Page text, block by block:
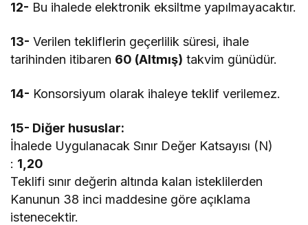
12- Bu ihalede elektronik eksiltme yapılmayacaktır.
13- Verilen tekliflerin geçerlilik süresi, ihale
tarihinden itibaren 60 (Altmış) takvim günüdür.
14- Konsorsiyum olarak ihaleye teklif verilemez.
15- Diğer hususlar:
İhalede Uygulanacak Sınır Değer Katsayısı (N)
: 1,20
Teklifi sınır değerin altında kalan isteklilerden
Kanunun 38 inci maddesine göre açıklama
istenecektir.